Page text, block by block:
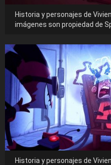
Historia y personajes de
imágenes son propiedad de
Historia y personajes de